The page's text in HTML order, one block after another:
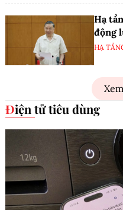
Hạ
động
HẠ
Điện tử tiêu dùng